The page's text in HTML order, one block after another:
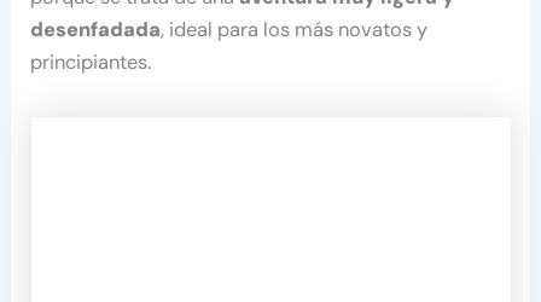
desenfadada, ideal para los más novatos y
principiantes.